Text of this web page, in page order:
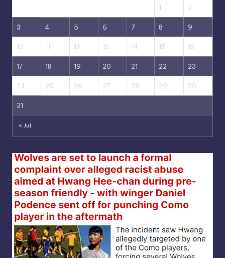
1 2
3 4 5 6 7 8 9
10 11 12 13 14 15 16
17 18 19 20 21 22 23
24 25 26 27 28 29 30
31
« Jul